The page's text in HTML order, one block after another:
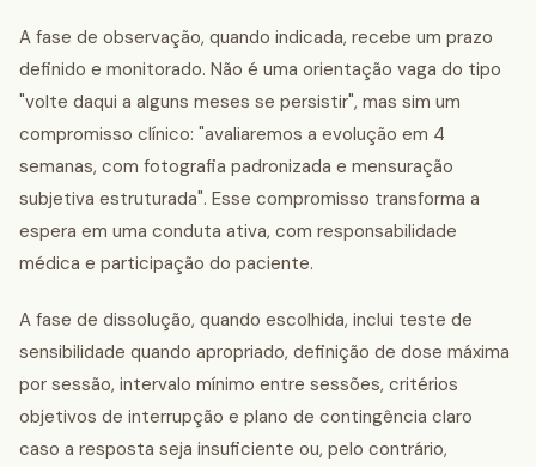
A fase de observação, quando indicada, recebe um prazo
definido e monitorado. Não é uma orientação vaga do tipo
"volte daqui a alguns meses se persistir", mas sim um
compromisso clínico: "avaliaremos a evolução em 4
semanas, com fotografia padronizada e mensuração
subjetiva estruturada". Esse compromisso transforma a
espera em uma conduta ativa, com responsabilidade
médica e participação do paciente.
A fase de dissolução, quando escolhida, inclui teste de
sensibilidade quando apropriado, definição de dose máxima
por sessão, intervalo mínimo entre sessões, critérios
objetivos de interrupção e plano de contingência claro
caso a resposta seja insuficiente ou, pelo contrário,